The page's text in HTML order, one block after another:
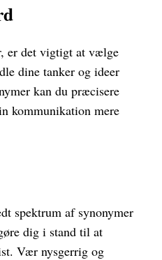
er det vigtigt at vælge
dine tanker og ideer
kan du præcisere
kommunikation mere
spektrum af synonymer
dig i stand til at
Vær nysgerrig og